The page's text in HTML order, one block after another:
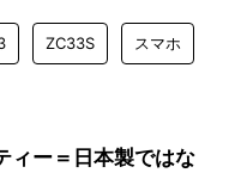
ZC33S スマホ
ィー＝日本製ではな